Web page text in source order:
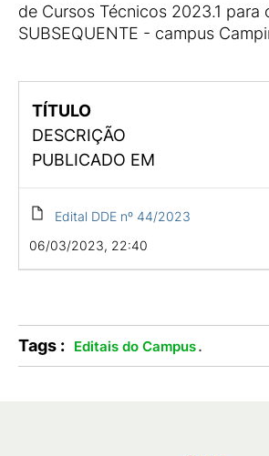
de Cursos Técnicos 2023.1 para
SUBSEQUENTE - campus
TÍTULO
DESCRIÇÃO
PUBLICADO EM
Edital DDE nº 44/2023
06/03/2023, 22:40
Tags : Editais do Campus.